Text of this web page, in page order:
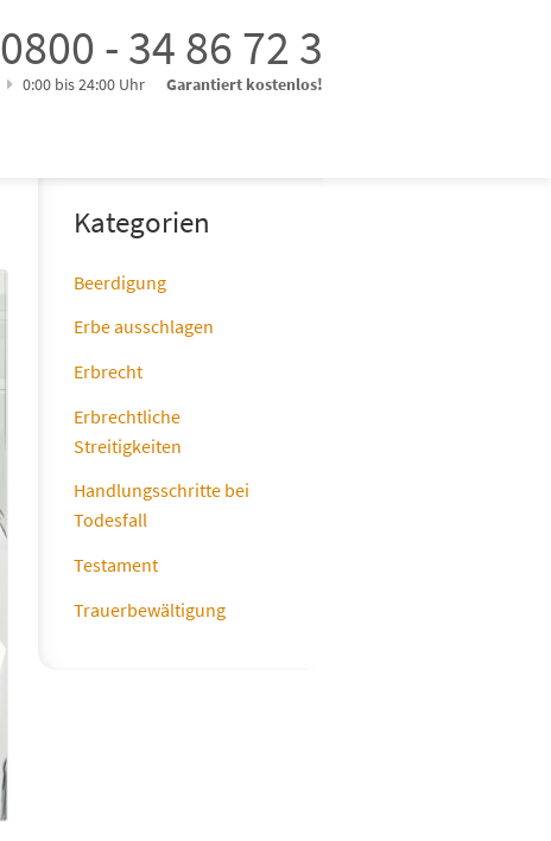
0800 - 34 86 72 3
0:00 bis 24:00 Uhr Garantiert kostenlos!
Kategorien
Beerdigung
Erbe ausschlagen
Erbrecht
Erbrechtliche
Streitigkeiten
Handlungsschritte bei
Todesfall
Testament
Trauerbewältigung